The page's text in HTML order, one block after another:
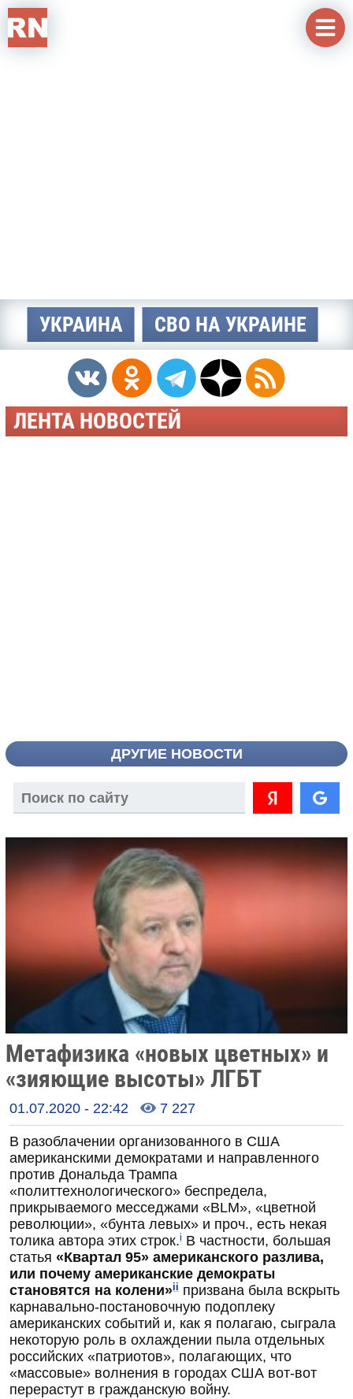
Перейти к основному содержанию
УКРАИНА СВО НА УКРАИНЕ
ЛЕНТА НОВОСТЕЙ
ДРУГИЕ НОВОСТИ
Метафизика «новых цветных» и
«зияющие высоты» ЛГБТ
01.07.2020 - 22:42  7 227
В разоблачении организованного в США
американскими демократами и направленного
против Дональда Трампа
«политтехнологического» беспредела,
прикрываемого месседжами «BLM», «цветной
революции», «бунта левых» и проч., есть некая
толика автора этих строк.i В частности, большая
статья «Квартал 95» американского разлива,
или почему американские демократы
становятся на колени»ii призвана была вскрыть
карнавально-постановочную подоплеку
американских событий и, как я полагаю, сыграла
некоторую роль в охлаждении пыла отдельных
российских «патриотов», полагающих, что
«массовые» волнения в городах США вот-вот
перерастут в гражданскую войну.